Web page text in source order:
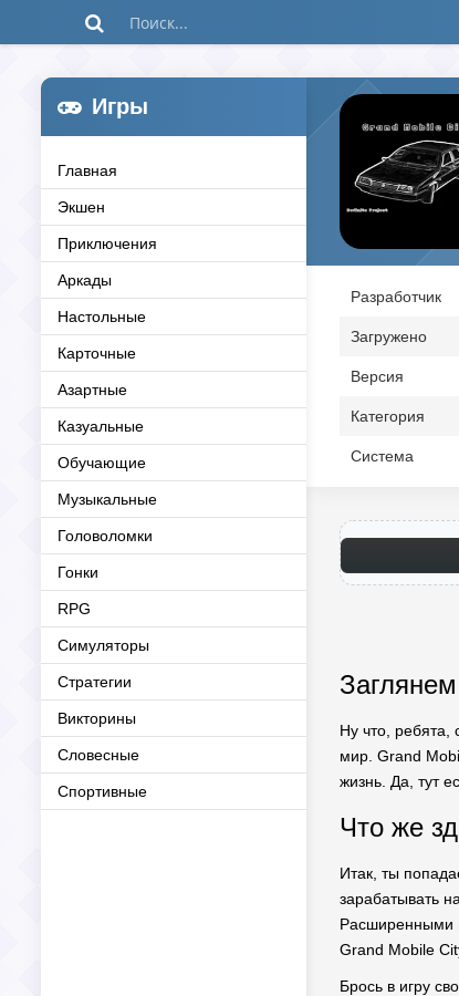
Игры
Главная
Экшен
Приключения
Аркады
Настольные
Карточные
Азартные
Казуальные
Обучающие
Музыкальные
Головоломки
Гонки
RPG
Симуляторы
Стратегии
Викторины
Словесные
Спортивные
Разработчик
Загружено
Версия
Категория
Система
Ну что, ребята,
мир. Grand
жизнь. Да, тут
Что же
Итак, ты
зарабатывать
Расширенными
Grand Mobile
Брось в игру